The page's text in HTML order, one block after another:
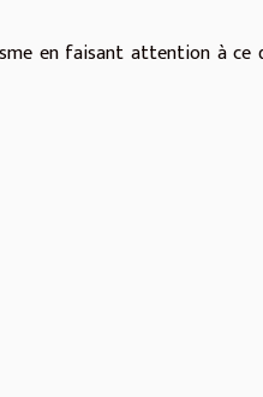
en faisant attention à ce